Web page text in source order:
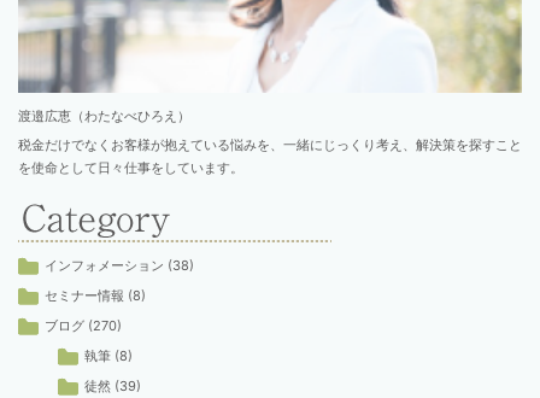
渡邉広恵（わたなべひろえ）
税金だけでなくお客様が抱えている悩みを、一緒にじっくり考え、解決策を探すこと
を使命として日々仕事をしています。
インフォメーション (38)
セミナー情報 (8)
ブログ (270)
執筆 (8)
徒然 (39)